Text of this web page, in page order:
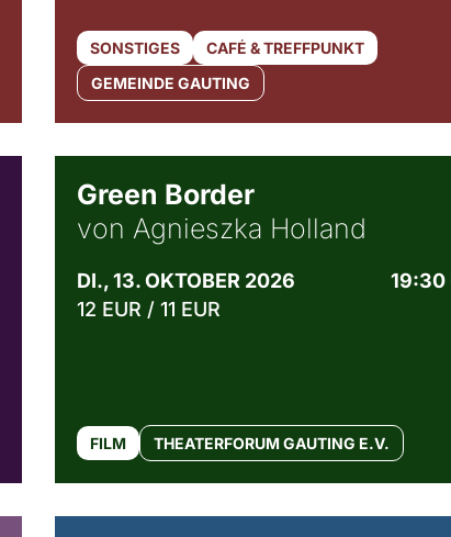
SONSTIGES
CAFÉ & TREFFPUNKT
GEMEINDE GAUTING
Green Border
von Agnieszka Holland
DI., 13. OKTOBER 2026
19:30
12 EUR / 11 EUR
FILM THEATERFORUM GAUTING E.V.